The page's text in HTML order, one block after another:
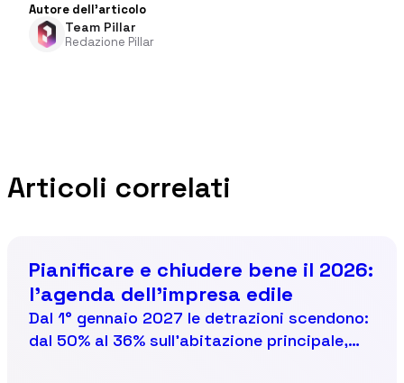
Autore dell'articolo
Team Pillar
Redazione Pillar
Articoli correlati
Pianificare e chiudere bene il 2026:
l'agenda dell'impresa edile
Dal 1° gennaio 2027 le detrazioni scendono:
dal 50% al 36% sull'abitazione principale,